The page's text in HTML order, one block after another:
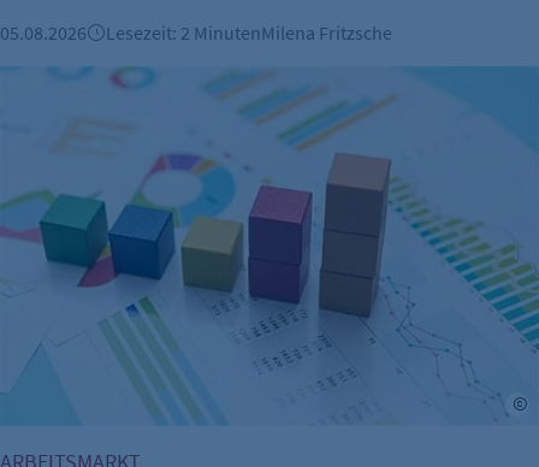
05.08.2026 Lesezeit: 2 MinutenMilena Fritzsche
Mehr Arbeitslose in Berlin - Noch viele offene